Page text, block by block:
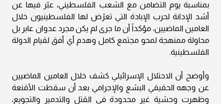
بمناسبة يوم التضامن مع الشعب الفلسطيني، عبّر فيها عن
أشد الإدانة لحرب الإبادة التي تعرّض لها الفلسطينيون خلال
العامين الماضيين، مؤكداً أن ما جرى لم يكن مجرد عدوان عابر بل
محاولة ممنهجة لمحو مجتمع كامل وهدم أي أفق لقيام الدولة
الفلسطينية.
وأوضح أن الاحتلال الإسرائيلي كشف خلال العامين الماضيين
عن وجهه الحقيقي البشع والإجرامي بعد أن سقطت الأقنعة
وظهرت وحشية غير محدودة في القتل والتدمير والتجويع،